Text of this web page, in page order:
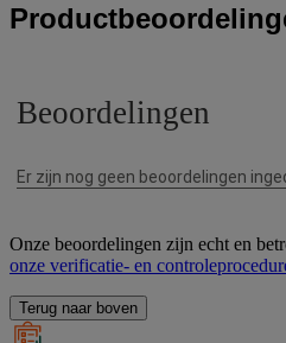
Onze beoordelingen zijn echt en
onze verificatie- en
Terug naar boven